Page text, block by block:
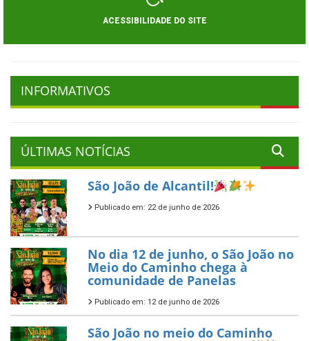
ACESSIBILIDADE DO SITE
INFORMATIVOS
ÚLTIMAS NOTÍCIAS
São João de Alcantil!
Publicado em: 22 de junho de 2026
No dia 12 de junho, o São João no
Meio do Caminho chega à
comunidade de Panelas
Publicado em: 12 de junho de 2026
São João no meio do Caminho